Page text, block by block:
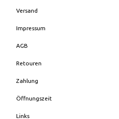
Versand
Impressum
AGB
Retouren
Zahlung
Öffnungszeit
Links